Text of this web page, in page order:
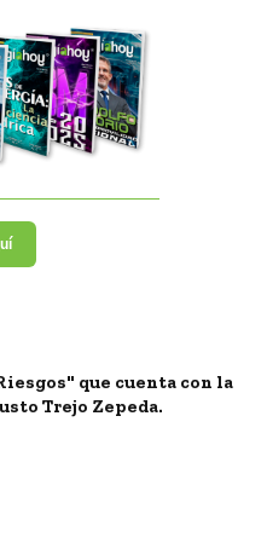
que cuenta con la
Trejo Zepeda.